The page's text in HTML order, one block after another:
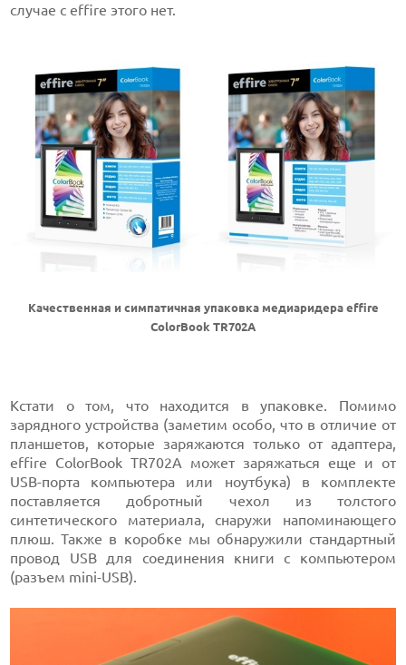
случае с effire этого нет.
Качественная и симпатичная упаковка медиаридера effire
ColorBook TR702A
Кстати о том, что находится в упаковке. Помимо
зарядного устройства (заметим особо, что в отличие от
планшетов, которые заряжаются только от адаптера,
effire ColorBook TR702A может заряжаться еще и от
USB-порта компьютера или ноутбука) в комплекте
поставляется добротный чехол из толстого
синтетического материала, снаружи напоминающего
плюш. Также в коробке мы обнаружили стандартный
провод USB для соединения книги с компьютером
(разъем mini-USB).